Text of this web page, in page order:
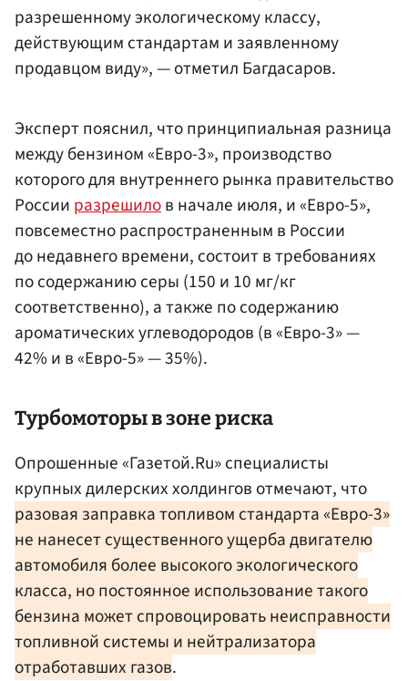
разрешенному экологическому классу,
действующим стандартам и заявленному
продавцом виду», — отметил Багдасаров.
Эксперт пояснил, что принципиальная разница
между бензином «Евро-3», производство
которого для внутреннего рынка правительство
России разрешилов начале июля, и «Евро-5»,
повсеместно распространенным в России
до недавнего времени, состоит в требованиях
по содержанию серы (150 и 10 мг/кг
соответственно), а также по содержанию
ароматических углеводородов (в «Евро-3» —
42% и в «Евро-5» — 35%).
Турбомоторы в зоне риска
Опрошенные «Газетой.Ru» специалисты
крупных дилерских холдингов отмечают, что
разовая заправка топливом стандарта «Евро-3»
не нанесет существенного ущерба двигателю
автомобиля более высокого экологического
класса, но постоянное использование такого
бензина может спровоцировать неисправности
топливной системы и нейтрализатора
отработавших газов.